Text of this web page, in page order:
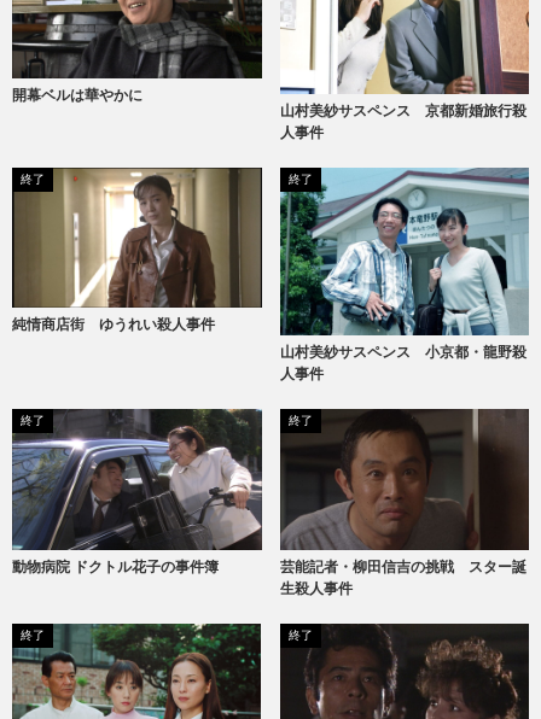
開幕ベルは華やかに
山村美紗サスペンス 京都新婚旅行殺
人事件
終了
純情商店街 ゆうれい殺人事件
終了
山村美紗サスペンス 小京都・龍野殺
人事件
終了
動物病院 ドクトル花子の事件簿
終了
芸能記者・柳田信吉の挑戦 スター誕
生殺人事件
終了 終了